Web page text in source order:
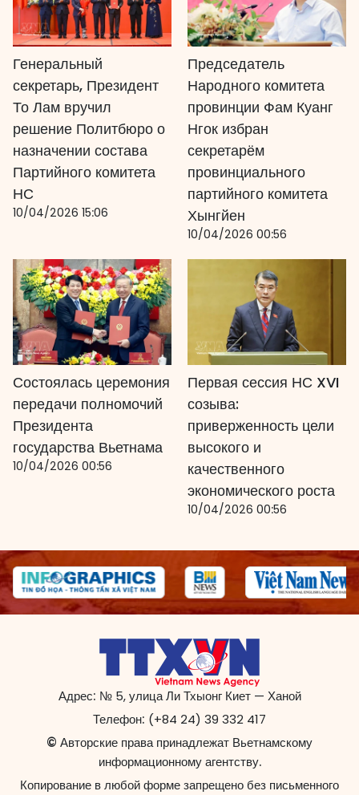
Генеральный
секретарь, Президент
То Лам вручил
решение Политбюро о
назначении состава
Партийного комитета
НС
10/04/2026 15:06
Председатель
Народного комитета
провинции Фам Куанг
Нгок избран
секретарём
провинциального
партийного комитета
Хынгйен
10/04/2026 00:56
Состоялась церемония
передачи полномочий
Президента
государства Вьетнама
10/04/2026 00:56
Первая сессия НС XVI
созыва:
приверженность цели
высокого и
качественного
экономического роста
10/04/2026 00:56
Адрес: № 5, улица Ли Тхыонг Киет — Ханой
Телефон: (+84 24) 39 332 417
© Авторские права принадлежат Вьетнамскому
информационному агентству.
Копирование в любой форме запрещено без письменного